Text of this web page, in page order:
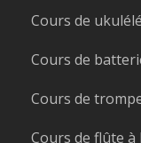
Cours de
Cours de
Cours de
Cours de flûte à